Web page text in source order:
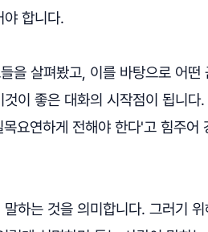
야 합니다.
을 살펴봤고, 이를 바탕으로 어
이 좋은 대화의 시작점이 됩니
요연하게 전해야 한다'고 힘주어
하는 것을 의미합니다. 그러기